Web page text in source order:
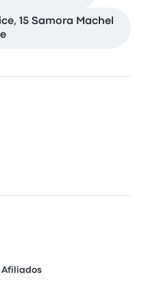
15 Samora Machel
Afiliados